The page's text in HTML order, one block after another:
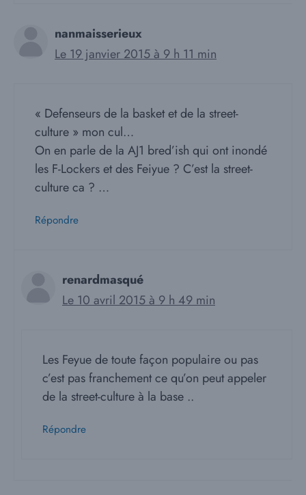
nanmaisserieux
Le 19 janvier 2015 à 9 h 11 min
« Defenseurs de la basket et de la street-
culture » mon cul…
On en parle de la AJ1 bred’ish qui ont inondé
les F-Lockers et des Feiyue ? C’est la street-
culture ca ? …
Répondre
renardmasqué
Le 10 avril 2015 à 9 h 49 min
Les Feyue de toute façon populaire ou pas
c’est pas franchement ce qu’on peut appeler
de la street-culture à la base ..
Répondre